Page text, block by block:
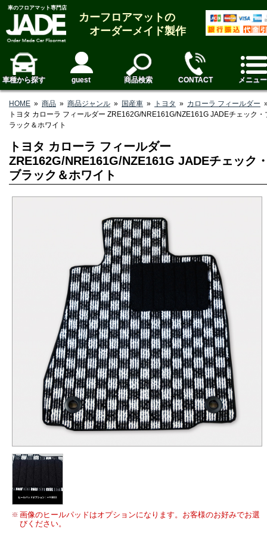
車のフロアマット専門店
カーフロアマットの
オーダーメイド製作
車種から探す guest 商品検索 CONTACT メニュー
HOME » 商品 » 商品ジャンル » 国産車 » トヨタ » カローラ フィールダー
トヨタ カローラ フィールダー ZRE162G/NRE161G/NZE161G JADEチェック・
ラック＆ホワイト
トヨタ カローラ フィールダー
ZRE162G/NRE161G/NZE161G JADEチェック
ブラック＆ホワイト
画像のヒールパッドはオプションになります。お客様のお好みでお選
びください。